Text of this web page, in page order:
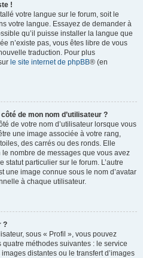
!
votre langue sur le forum, soit le
votre langue. Essayez de demander à
qu’il puisse installer la langue que
n’existe pas, vous êtes libre de vous
traduction. Pour plus
le site internet de phpBB® (en
de mon nom d’utilisateur ?
de votre nom d’utilisateur lorsque vous
une image associée à votre rang,
des carrés ou des ronds. Elle
nombre de messages que vous avez
particulier sur le forum. L’autre
une image connue sous le nom d’avatar
à chaque utilisateur.
?
sous « Profil », vous pouvez
méthodes suivantes : le service
distantes ou le transfert d’images